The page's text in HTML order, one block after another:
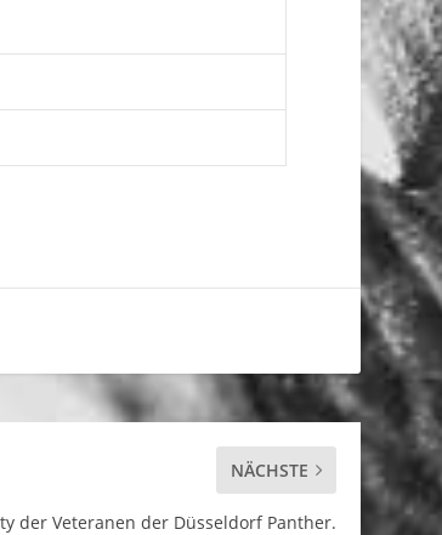
NÄCHSTE
der Veteranen der Düsseldorf Panther.